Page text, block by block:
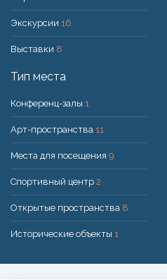
Экскурсии 16
Выставки 8
Тип места
Конференц-залы 1
Арт-пространства 11
Места для посещения 9
Спортивный центр 2
Открытые пространства 8
Исторические объекты 1